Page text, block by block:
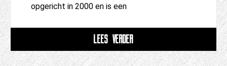
opgericht in 2000 en is een
LEES VERDER